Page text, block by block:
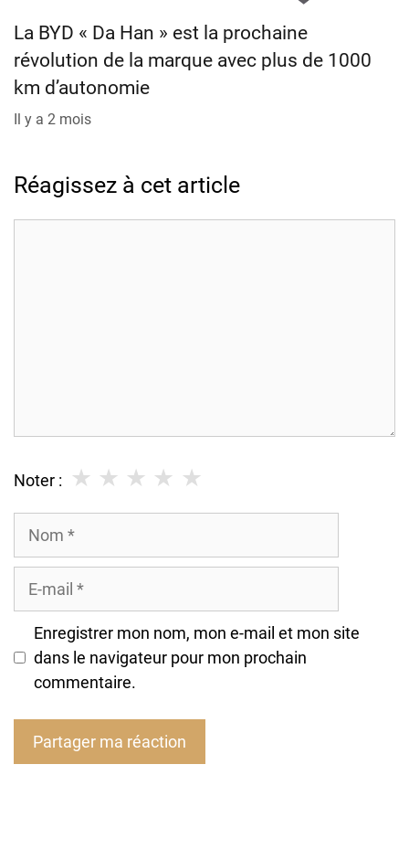
La BYD « Da Han » est la prochaine
révolution de la marque avec plus de 1000
km d’autonomie
Il y a 2 mois
Réagissez à cet article
Noter : ★
★
★
★
★
Nom
Enregistrer mon nom, mon e-mail et mon site
dans le navigateur pour mon prochain
commentaire.